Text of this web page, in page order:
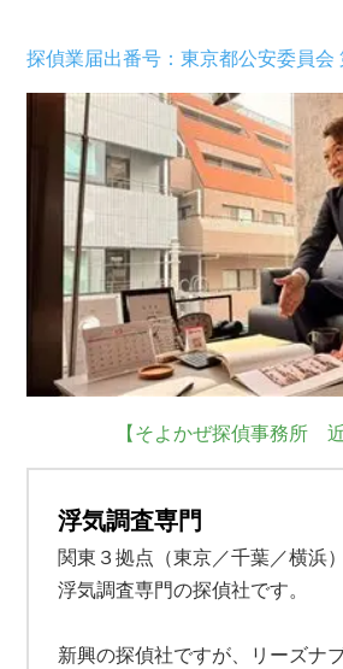
探偵業届出番号：東京都公安委員会
【そよかぜ探偵事務所
浮気調査専門
関東３拠点（東京／千葉／横浜
浮気調査専門の探偵社です。
新興の探偵社ですが、リーズナ